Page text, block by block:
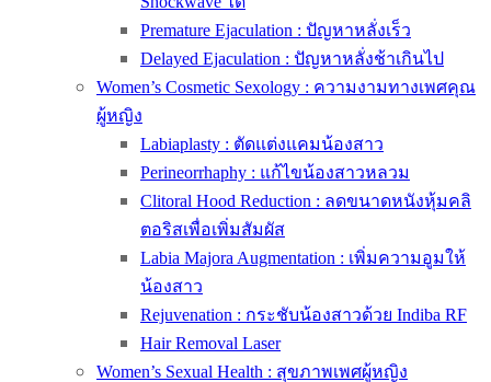
Premature Ejaculation : ปัญหาหลั่งเร็ว
Delayed Ejaculation : ปัญหาหลั่งช้าเกินไป
Women’s Cosmetic Sexology : ความงามทางเพศคุณ
ผู้หญิง
Labiaplasty : ตัดแต่งแคมน้องสาว
Perineorrhaphy : แก้ไขน้องสาวหลวม
Clitoral Hood Reduction : ลดขนาดหนังหุ้มคลิ
ตอริสเพื่อเพิ่มสัมผัส
Labia Majora Augmentation : เพิ่มความอูมให้
น้องสาว
Rejuvenation : กระชับน้องสาวด้วย Indiba RF
Hair Removal Laser
Women’s Sexual Health : สุขภาพเพศผู้หญิง